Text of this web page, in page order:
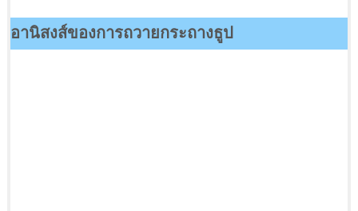
อานิสงส์ของการถวายกระถางธูป